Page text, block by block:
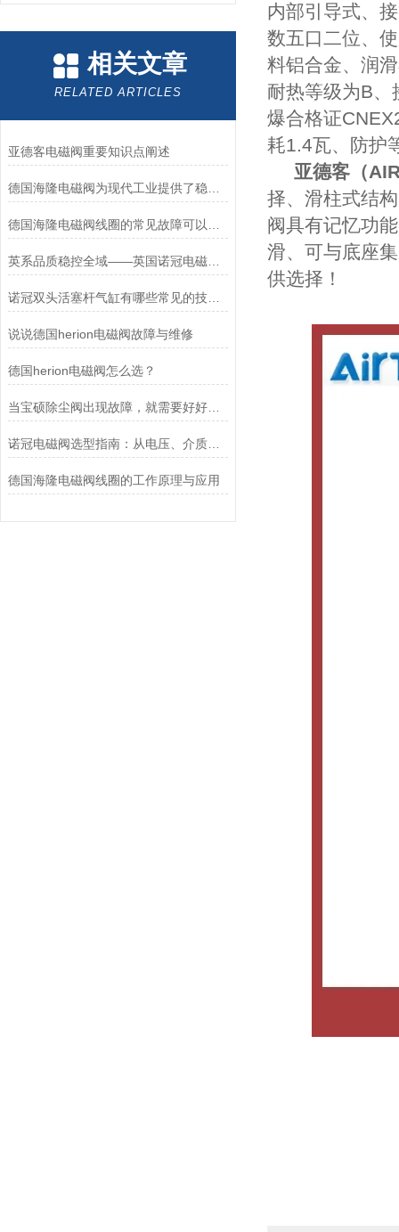
相关文章
RELATED ARTICLES
亚德客电磁阀重要知识点阐述
英系品质稳控全域——英国诺冠电磁阀专属方案
诺冠双头活塞杆气缸有哪些常见的技术参数？
说说德国herion电磁阀故障与维修
德国herion电磁阀怎么选？
当宝硕除尘阀出现故障，就需要好好检查这五个部位
诺冠电磁阀选型指南：从电压、介质到防爆等级的精准匹配
德国海隆电磁阀线圈的工作原理与应用
内部引导式、
数五口二位、
料铝合金、润
耐热等级为B
爆合格证
耗1.4瓦、防护
亚德客（
择、滑柱式结
阀具有记忆功
滑、可与底座
供选择！